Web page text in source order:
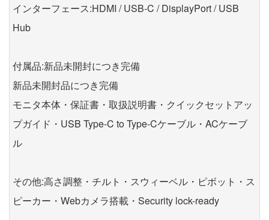
インターフェース:HDMI / USB-C / DisplayPort / USB
Hub
付属品:新品未開封につき完備
新品未開封品につき完備
モニタ本体・保証書・取扱説明書・クイックセットアッ
プガイド・USB Type-C to Type-Cケーブル・ACケーブ
ル
その他:高さ調整・チルト・スウィーベル・ピボット・ス
ピーカー・Webカメラ搭載・Security lock-ready